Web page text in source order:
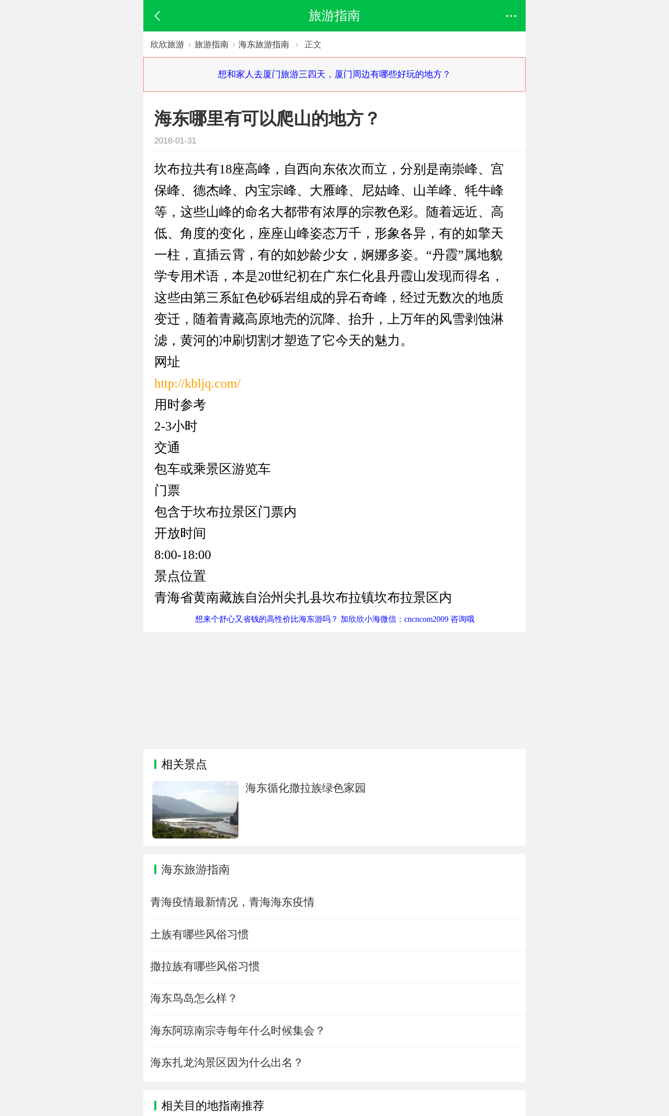
旅游指南
欣欣旅游 旅游指南 海东旅游指南 正文
想和家人去厦门旅游三四天，厦门周边有哪些好玩的地方？
海东哪里有可以爬山的地方？
2018-01-31
坎布拉共有18座高峰，自西向东依次而立，分别是南崇峰、宫
保峰、德杰峰、内宝宗峰、大雁峰、尼姑峰、山羊峰、牦牛峰
等，这些山峰的命名大都带有浓厚的宗教色彩。随着远近、高
低、角度的变化，座座山峰姿态万千，形象各异，有的如擎天
一柱，直插云霄，有的如妙龄少女，婀娜多姿。“丹霞”属地貌
学专用术语，本是20世纪初在广东仁化县丹霞山发现而得名，
这些由第三系缸色砂砾岩组成的异石奇峰，经过无数次的地质
变迁，随着青藏高原地壳的沉降、抬升，上万年的风雪剥蚀淋
滤，黄河的冲刷切割才塑造了它今天的魅力。
网址
http://kbljq.com/
用时参考
2-3小时
交通
包车或乘景区游览车
门票
包含于坎布拉景区门票内
开放时间
8:00-18:00
景点位置
青海省黄南藏族自治州尖扎县坎布拉镇坎布拉景区内
想来个舒心又省钱的高性价比海东游吗？ 加欣欣小海微信：cncncom2009 咨询哦
相关景点
海东循化撒拉族绿色家园
海东旅游指南
青海疫情最新情况，青海海东疫情
土族有哪些风俗习惯
撒拉族有哪些风俗习惯
海东鸟岛怎么样？
海东阿琼南宗寺每年什么时候集会？
海东扎龙沟景区因为什么出名？
相关目的地指南推荐